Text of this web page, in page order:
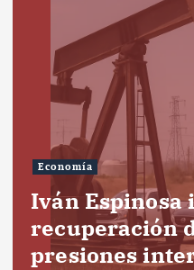
Economía
Iván Espinosa
recuperación
presiones